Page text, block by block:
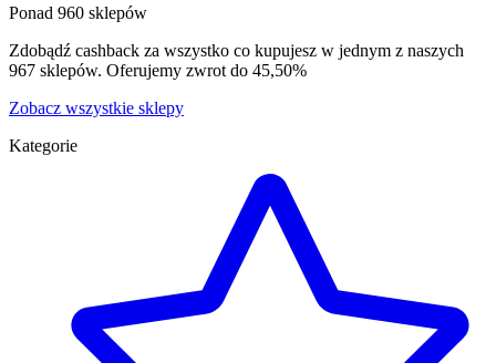
Ponad 960 sklepów
Zdobądź cashback za wszystko co kupujesz w jednym z naszych
967 sklepów. Oferujemy zwrot do 45,50%
Zobacz wszystkie sklepy
Kategorie